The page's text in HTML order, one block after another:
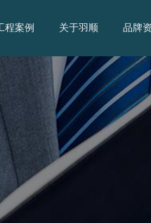
程案例 关于羽顺 品牌